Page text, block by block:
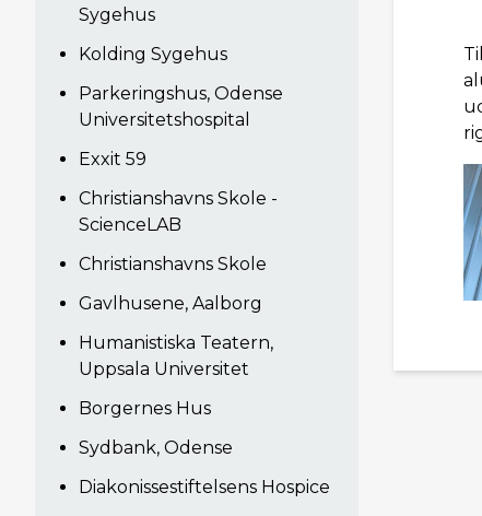
Sygehus
Kolding Sygehus
Parkeringshus, Odense
Universitetshospital
Exxit 59
Christianshavns Skole -
ScienceLAB
Christianshavns Skole
Gavlhusene, Aalborg
Humanistiska Teatern,
Uppsala Universitet
Borgernes Hus
Sydbank, Odense
Diakonissestiftelsens Hospice